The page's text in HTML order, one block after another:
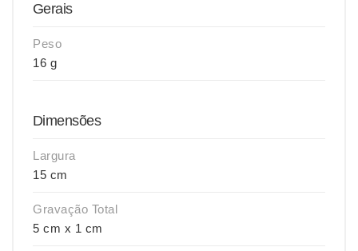
Gerais
Peso
16 g
Dimensões
Largura
15 cm
Gravação Total
5 cm x 1 cm